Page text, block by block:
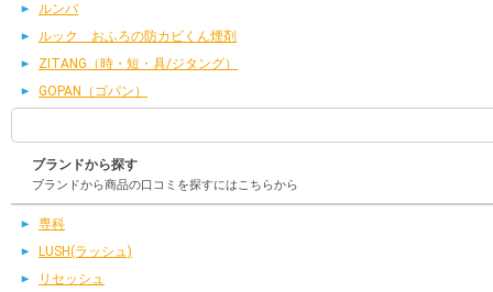
ルンバ
ルック おふろの防カビくん煙剤
ZITANG（時・短・具/ジタング）
GOPAN（ゴパン）
ブランドから探す
ブランドから商品の口コミを探すにはこちらから
専科
LUSH(ラッシュ)
リセッシュ